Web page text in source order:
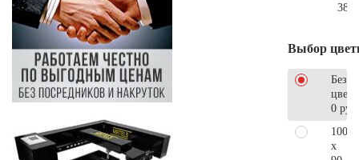
Выбор
Без
0 руб.
100
x